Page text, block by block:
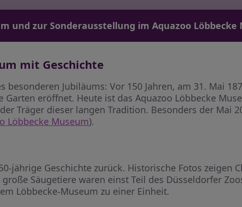
und zur Sonderausstellung im Aquazoo Löbbecke
mit Geschichte
besonderen Jubiläums: Vor 150 Jahren, am 31. Mai
eröffnet. Heute ist das Aquazoo Löbbecke
Träger dieser langen Tradition. Besonders der Mai
Löbbecke Museum).
jährige Geschichte zurück. Historische Fotos zeigen
Säugetiere waren einst Teil des Düsseldorfer
Löbbecke-Museum zu einer Einheit.